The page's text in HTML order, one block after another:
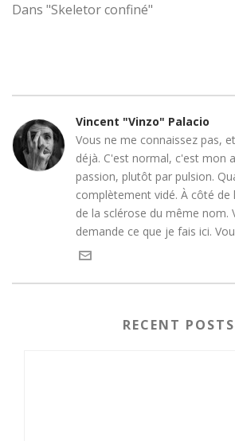
Dans "Skeletor confiné"
Vincent "Vinzo" Palacio
Vous ne me connaissez pas,
déjà. C'est normal, c'est mon
passion, plutôt par pulsion.
complètement vidé. À côté de
de la sclérose du même nom.
demande ce que je fais ici.
RECENT POSTS